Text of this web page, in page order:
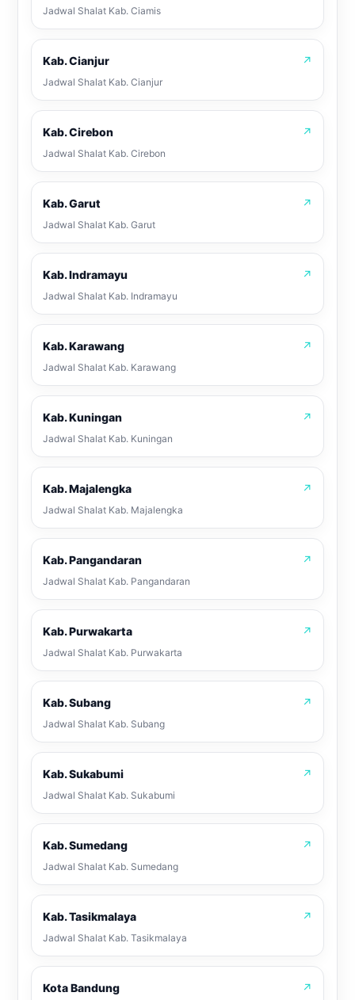
Jadwal Shalat Kab. Ciamis
Kab. Cianjur ↗
Jadwal Shalat Kab. Cianjur
Kab. Cirebon ↗
Jadwal Shalat Kab. Cirebon
Kab. Garut ↗
Jadwal Shalat Kab. Garut
Kab. Indramayu ↗
Jadwal Shalat Kab. Indramayu
Kab. Karawang ↗
Jadwal Shalat Kab. Karawang
Kab. Kuningan ↗
Jadwal Shalat Kab. Kuningan
Kab. Majalengka ↗
Jadwal Shalat Kab. Majalengka
Kab. Pangandaran ↗
Jadwal Shalat Kab. Pangandaran
Kab. Purwakarta ↗
Jadwal Shalat Kab. Purwakarta
Kab. Subang ↗
Jadwal Shalat Kab. Subang
Kab. Sukabumi ↗
Jadwal Shalat Kab. Sukabumi
Kab. Sumedang ↗
Jadwal Shalat Kab. Sumedang
Kab. Tasikmalaya ↗
Jadwal Shalat Kab. Tasikmalaya
Kota Bandung ↗